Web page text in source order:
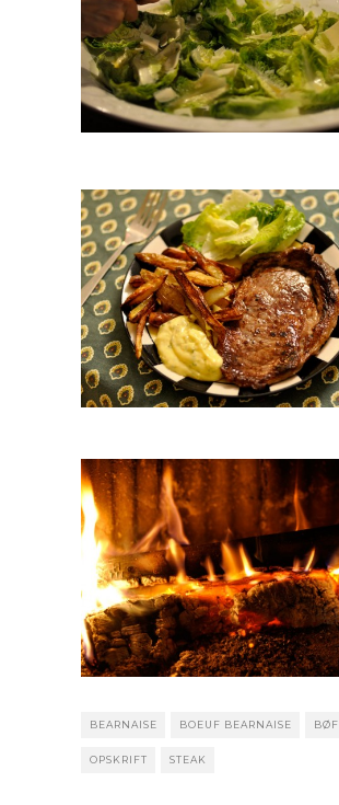
BEARNAISE BOEUF BEARNAISE BØF
OPSKRIFT STEAK